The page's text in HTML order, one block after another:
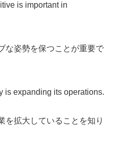
is important in
な姿勢を保つことが重要で
is expanding its operations.
を拡大していることを知り